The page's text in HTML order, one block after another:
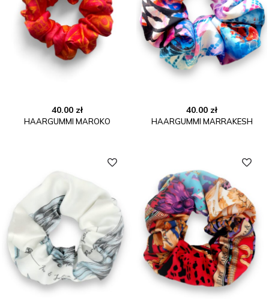
40.00 zł
HAARGUMMI MAROKO
40.00 zł
HAARGUMMI MARRAKESH